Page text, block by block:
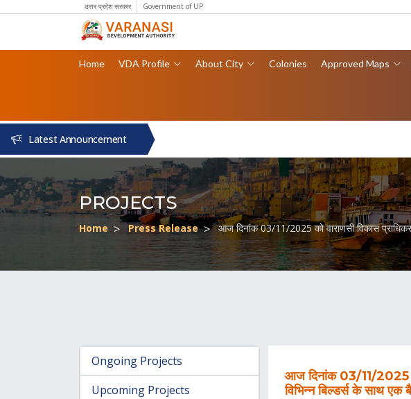
उत्तर प्रदेश सरकार Government of UP
Home VDA Profile About City Colonies Approved Maps
Latest Announcement
PROJECTS
Home Press Release आज दिनांक 03/11/2025 को वाराणसी विकास
आज दिनांक 03/11/2025 को
विभिन्न बिल्डर्स के साथ
Ongoing Projects
Upcoming Projects